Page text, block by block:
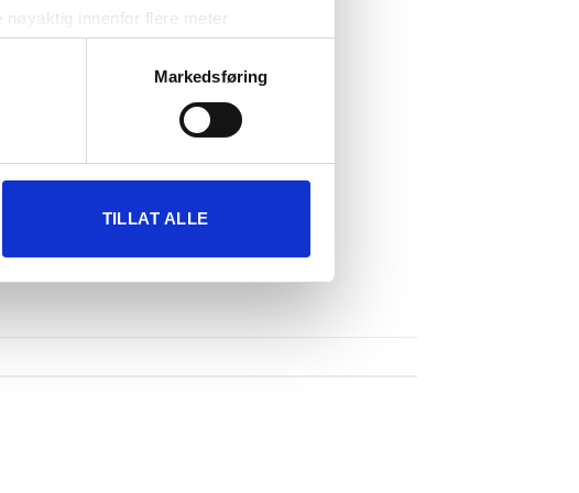
innenfor flere meter
(fingeravtrykk)
du kan velge hvordan de skal brukes.
vårt, med partnerne våre innen
Markedsføring
TILLAT ALLE